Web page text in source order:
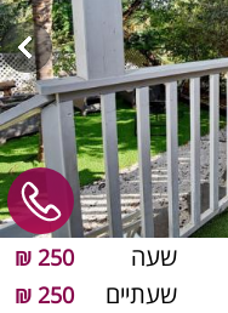
שעה 250 ₪
שעתיים 250 ₪